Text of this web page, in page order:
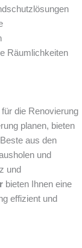
Räumlichkeiten
die Renovierung
planen, bieten
aus den
und
und
bieten Ihnen eine
effizient und